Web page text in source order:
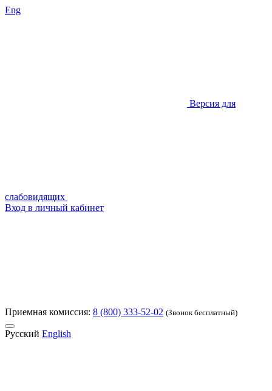
Eng
Версия для
слабовидящих
Вход в личный кабинет
Приемная комиссия: 8 (800) 333-52-02 (Звонок бесплатный)
Русский English